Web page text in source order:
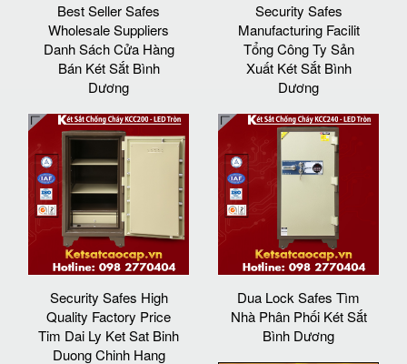
Best Seller Safes
Wholesale Suppliers
Danh Sách Cửa Hàng
Bán Két Sắt Bình
Dương
Security Safes
Manufacturing Facilit
Tổng Công Ty Sản
Xuất Két Sắt Bình
Dương
Security Safes High
Quality Factory Price
Tim Dai Ly Ket Sat Binh
Duong Chinh Hang
Dua Lock Safes Tìm
Nhà Phân Phối Két Sắt
Bình Dương